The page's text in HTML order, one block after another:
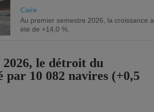
Caire
Au premier semestre 2026, la croissance a
été de +14,0 %.
le détroit du
par 10 082 navires (+0,5